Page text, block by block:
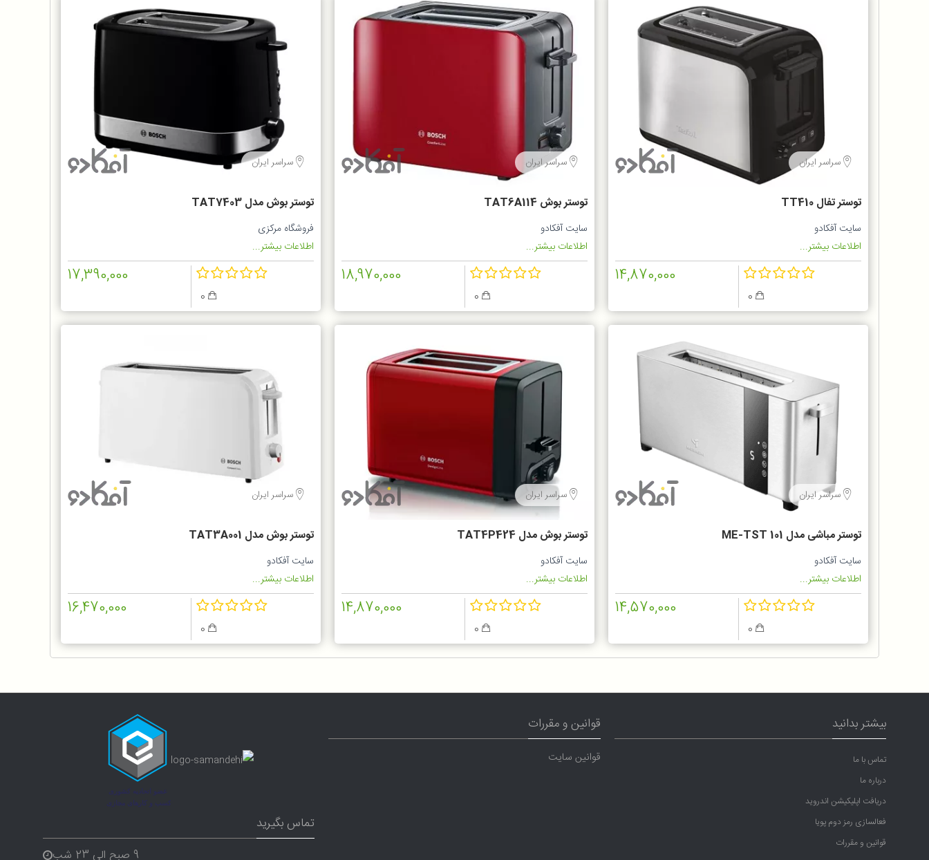
سراسر ایران
توستر تفال TT410
سایت آفکادو
اطلاعات بیشتر...
14,870,000
سراسر ایران
توستر بوش TAT6A114
سایت آفکادو
اطلاعات بیشتر...
18,970,000
سراسر ایران
توستر بوش مدل TAT7403
فروشگاه مرکزی
اطلاعات بیشتر...
17,390,000
سراسر ایران
توستر مباشی مدل ME-TST 101
سایت آفکادو
اطلاعات بیشتر...
14,570,000
سراسر ایران
توستر بوش مدل TAT4P424
سایت آفکادو
اطلاعات بیشتر...
14,870,000
سراسر ایران
توستر بوش مدل TAT3A001
سایت آفکادو
اطلاعات بیشتر...
16,470,000
بیشتر بدانید
تماس با ما
درباره ما
دریافت اپلیکیشن اندروید
فعالسازی رمز دوم پویا
قوانین و مقررات
قوانین و مقررات
قوانین سایت
تماس بگیرید
9 صبح الی 23 شب